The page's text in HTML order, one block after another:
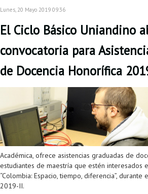
Lunes, 20 Mayo 2019 09:36
El Ciclo Básico Uniandino
convocatoria para
de Docencia Honorífica
Académica, ofrece asistencias graduadas de
estudiantes de maestría que estén interesados
“Colombia: Espacio, tiempo, diferencia”,
2019-II.
Proyecto de grado
Reingreso
Reintegro
Retiro voluntario
Transferencia
Tarifas
Grado